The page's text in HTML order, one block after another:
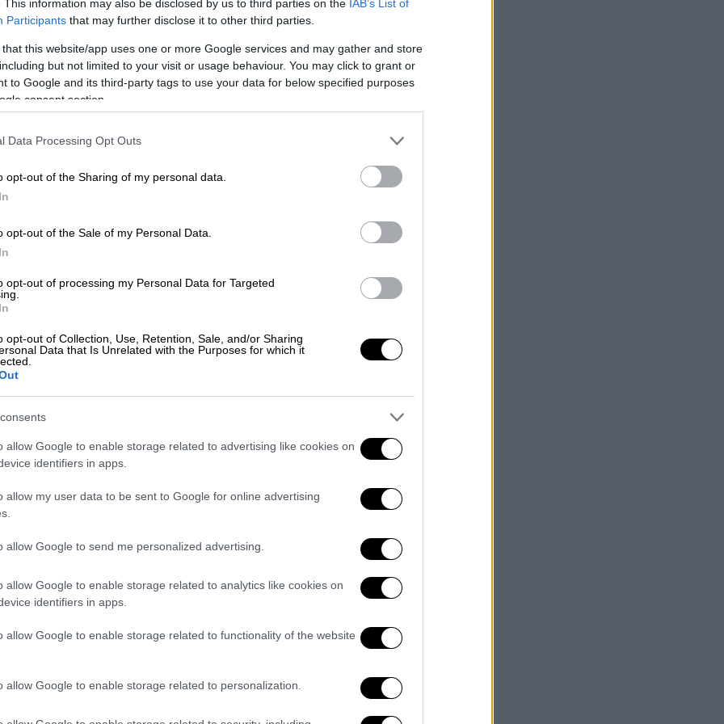
This information may also be disclosed by us to third parties on the IAB’s List of
Participants that may further disclose it to other third parties.
that this website/app uses one or more Google services and may gather and store
but not limited to your visit or usage behaviour. You may click to grant or
to Google and its third-party tags to use your data for below specified purposes
consent section.
Data Processing Opt Outs
opt-out of the Sharing of my personal data.
opt-out of the Sale of my Personal Data.
opt-out of processing my Personal Data for Targeted
opt-out of Collection, Use, Retention, Sale, and/or Sharing
Data that Is Unrelated with the Purposes for which it
allow Google to enable storage related to advertising like cookies on
identifiers in apps.
allow my user data to be sent to Google for online advertising
allow Google to send me personalized advertising.
allow Google to enable storage related to analytics like cookies on
identifiers in apps.
allow Google to enable storage related to functionality of the website
allow Google to enable storage related to personalization.
είναι αρκετά ασταθής φωνητικά ενώ
στους θεατές. Τα σχόλια από τους
με τον 16χρονο εκπρόσωπο της
πρόβλημα στην πρόβα του και ότι δεν
εκτός τελικού